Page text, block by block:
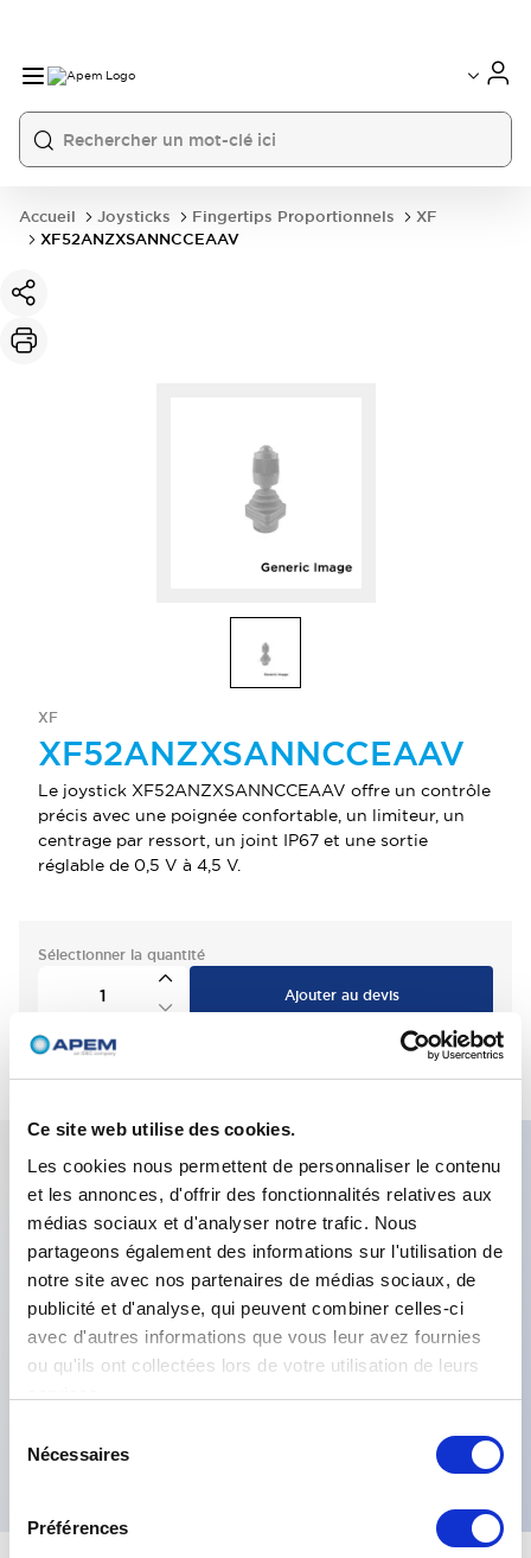
Ce site web utilise des cookies.
Les cookies nous permettent de personnaliser le contenu
et les annonces, d'offrir des fonctionnalités relatives aux
médias sociaux et d'analyser notre trafic. Nous
partageons également des informations sur l'utilisation de
notre site avec nos partenaires de médias sociaux, de
publicité et d'analyse, qui peuvent combiner celles-ci
avec d'autres informations que vous leur avez fournies
ou qu'ils ont collectées lors de votre utilisation de leurs
Nécessaires
Préférences
France
USA
Accueil Joysticks Fingertips Proportionnels
XF
XF52ANZXSANNCCEAAV
XF
XF52ANZXSANNCCEAAV
Le joystick XF52ANZXSANNCCEAAV offre un contrôle
précis avec une poignée confortable, un limiteur, un
centrage par ressort, un joint IP67 et une sortie
réglable de 0,5 V à 4,5 V.
Sélectionner la quantité
Ajouter au devis
Caractéristiques clés
Limiteur:Fendu,Centrage:Centrage du
printemps,Options de sortie:0.5V-
4.5V,Mécanique:Aucun,Couple de
fonctionnement:0,04 Nm,Etanchéité:IP67 en
standard,Options additionelles:Régulateur de
tension,